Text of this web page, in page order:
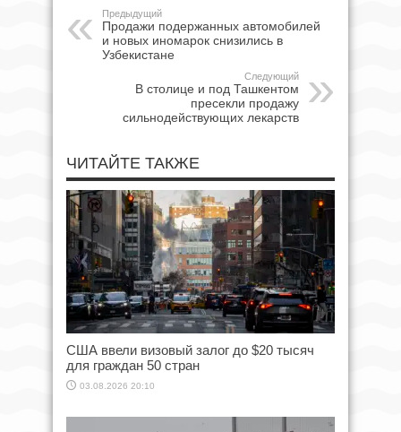
Предыдущий
Продажи подержанных автомобилей
и новых иномарок снизились в
Узбекистане
Следующий
В столице и под Ташкентом
пресекли продажу
сильнодействующих лекарств
ЧИТАЙТЕ ТАКЖЕ
США ввели визовый залог до $20 тысяч
для граждан 50 стран
03.08.2026 20:10